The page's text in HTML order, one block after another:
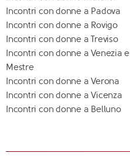
Incontri con donne a Padova
Incontri con donne a Rovigo
Incontri con donne a Treviso
Incontri con donne a Venezia e
Mestre
Incontri con donne a Verona
Incontri con donne a Vicenza
Incontri con donne a Belluno